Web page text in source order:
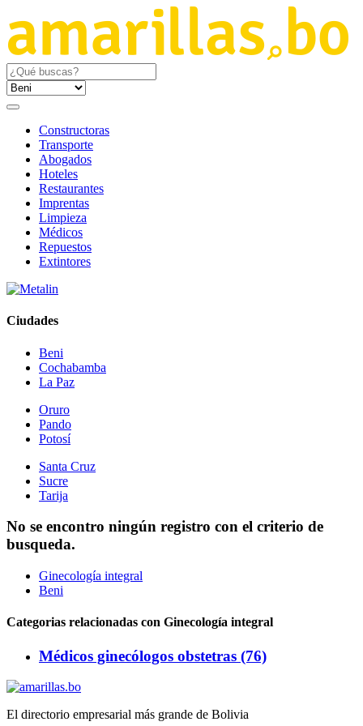
Constructoras
Transporte
Abogados
Hoteles
Restaurantes
Imprentas
Limpieza
Médicos
Repuestos
Extintores
Ciudades
Beni
Cochabamba
La Paz
Oruro
Pando
Potosí
Santa Cruz
Sucre
Tarija
No se encontro ningún registro con el criterio de
busqueda.
Ginecología integral
Beni
Categorias relacionadas con Ginecología integral
Médicos ginecólogos obstetras (76)
El directorio empresarial más grande de Bolivia